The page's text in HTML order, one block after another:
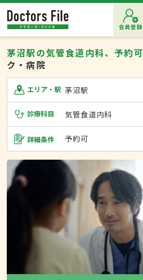
会員登録
茅沼駅の気管食道内科、予約可
ク・病院
エリア・駅 茅沼駅
診療科目 気管食道内科
詳細条件 予約可